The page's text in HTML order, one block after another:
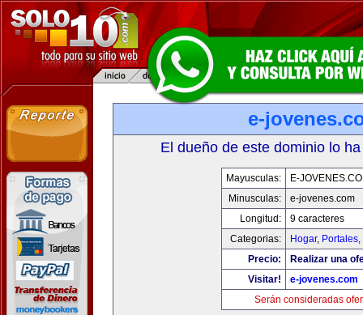
e-
El dueño de este dominio lo
Mayusculas:
E-
Minusculas:
e-jovenes.com
Longitud:
9 caracteres
Categorias:
Hogar, Portales,
Precio:
Realizar una
Visitar!
e-jovenes.com
Serán consideradas